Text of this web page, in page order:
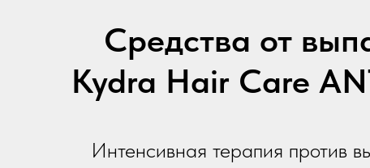
Средства от
Kydra Hair Care
Интенсивная терапия против